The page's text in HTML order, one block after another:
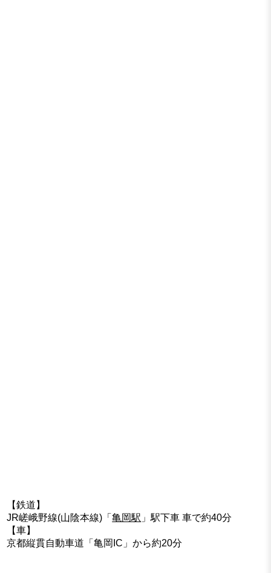
【鉄道】
JR嵯峨野線(山陰本線)「亀岡駅 」駅下車 車で約40分
【車】
京都縦貫自動車道「亀岡IC」から約20分